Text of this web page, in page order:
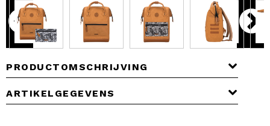
PRODUCTOMSCHRIJVING
ARTIKELGEGEVENS